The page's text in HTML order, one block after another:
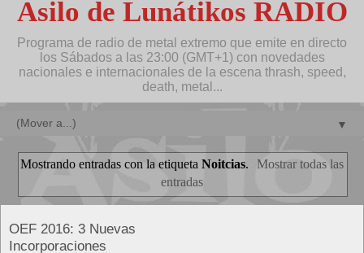
Asilo de Lunátikos RADIO
Programa de radio de metal extremo que emite en directo
los Sábados a las 23:00 (GMT+1) con novedades
nacionales e internacionales de la escena thrash, speed,
death, metal...
▼
Mostrando entradas con la etiqueta Noitcias.
Mostrar todas las
entradas
OEF 2016: 3 Nuevas
Incorporaciones